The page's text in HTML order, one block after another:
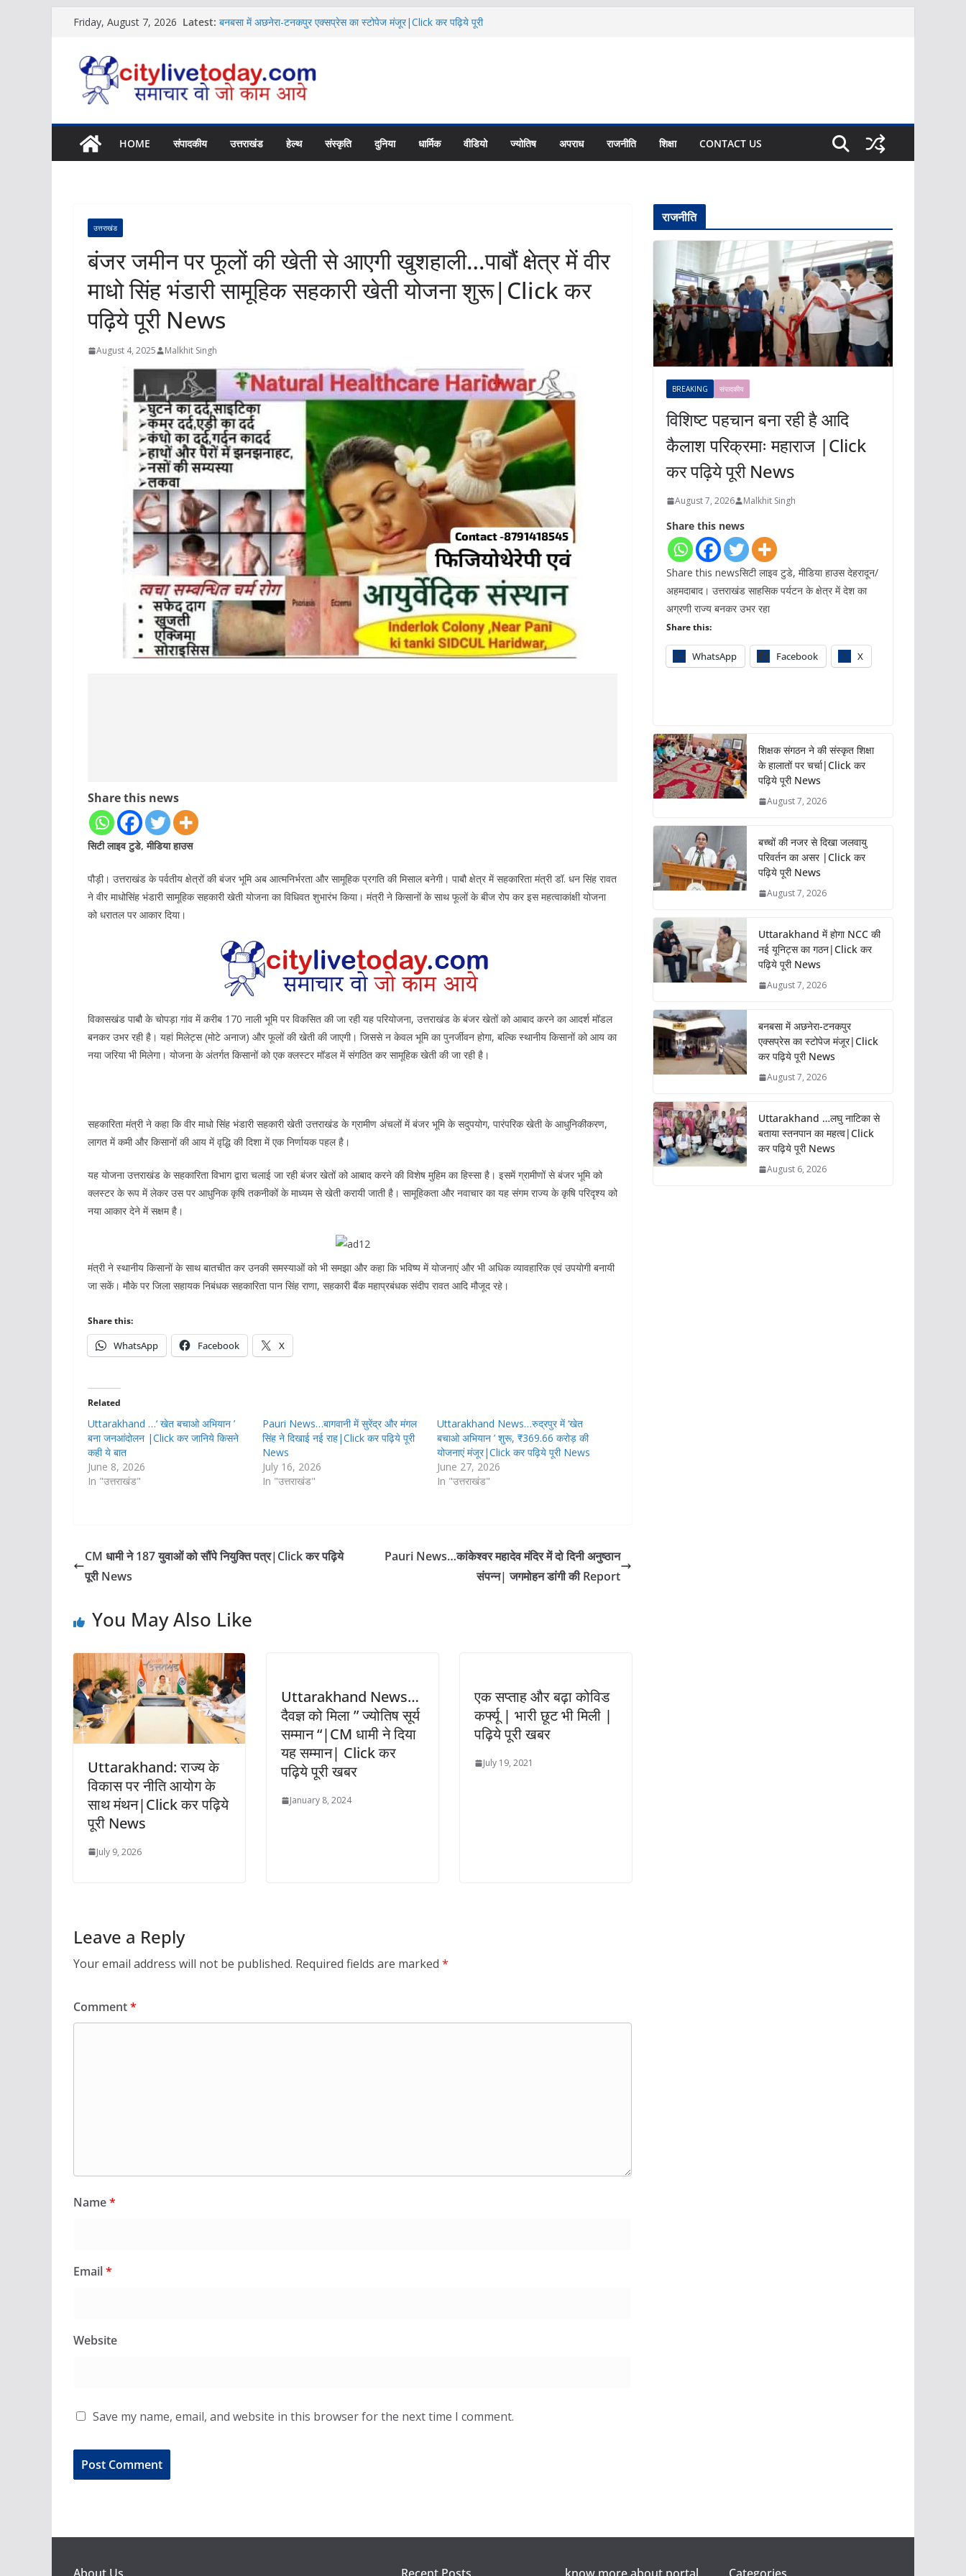
content
Friday, August 7, 2026 Latest: बनबसा में अछनेरा-टनकपुर एक्सप्रेस का स्टोपेज मंजूर|Click कर पढ़िये पूरी
News
शिक्षक संगठन ने की संस्कृत शिक्षा के हालातों पर चर्चा|Click कर पढ़िये पूरी
News
Uttarakhand में होगा NCC की नई यूनिट्स का गठन|Click कर पढ़िये पूरी
HOME संपादकीय उत्तराखंड हेल्थ संस्कृति दुनिया धार्मिक वीडियो ज्योतिष अपराध राजनीति शिक्षा CONTACT US
उत्तराखंड
बंजर जमीन पर फूलों की खेती से आएगी खुशहाली…पाबौं क्षेत्र में वीर
माधो सिंह भंडारी सामूहिक सहकारी खेती योजना शुरू|Click कर
पढ़िये पूरी News
August 4, 2025 Malkhit Singh
Share this news
सिटी लाइव टुडे, मीडिया हाउस
पौड़ी। उत्तराखंड के पर्वतीय क्षेत्रों की बंजर भूमि अब आत्मनिर्भरता और सामूहिक प्रगति की मिसाल बनेगी। पाबौ क्षेत्र में सहकारिता मंत्री डॉ. धन सिंह रावत
ने वीर माधोसिंह भंडारी सामूहिक सहकारी खेती योजना का विधिवत शुभारंभ किया। मंत्री ने किसानों के साथ फूलों के बीज रोप कर इस महत्वाकांक्षी योजना
को धरातल पर आकार दिया।
विकासखंड पाबौ के चोपड़ा गांव में करीब 170 नाली भूमि पर विकसित की जा रही यह परियोजना, उत्तराखंड के बंजर खेतों को आबाद करने का आदर्श मॉडल
बनकर उभर रही है। यहां मिलेट्स (मोटे अनाज) और फूलों की खेती की जाएगी। जिससे न केवल भूमि का पुनर्जीवन होगा, बल्कि स्थानीय किसानों को आय का
नया जरिया भी मिलेगा। योजना के अंतर्गत किसानों को एक क्लस्टर मॉडल में संगठित कर सामूहिक खेती की जा रही है।
सहकारिता मंत्री ने कहा कि वीर माधो सिंह भंडारी सहकारी खेती उत्तराखंड के ग्रामीण अंचलों में बंजर भूमि के सदुपयोग, पारंपरिक खेती के आधुनिकीकरण,
लागत में कमी और किसानों की आय में वृद्धि की दिशा में एक निर्णायक पहल है।
यह योजना उत्तराखंड के सहकारिता विभाग द्वारा चलाई जा रही बंजर खेतों को आबाद करने की विशेष मुहिम का हिस्सा है। इसमें ग्रामीणों से बंजर भूमि को
क्लस्टर के रूप में लेकर उस पर आधुनिक कृषि तकनीकों के माध्यम से खेती करायी जाती है। सामूहिकता और नवाचार का यह संगम राज्य के कृषि परिदृश्य को
नया आकार देने में सक्षम है।
मंत्री ने स्थानीय किसानों के साथ बातचीत कर उनकी समस्याओं को भी समझा और कहा कि भविष्य में योजनाएं और भी अधिक व्यावहारिक एवं उपयोगी बनायी
जा सकें। मौके पर जिला सहायक निबंधक सहकारिता पान सिंह राणा, सहकारी बैंक महाप्रबंधक संदीप रावत आदि मौजूद रहे।
Share this:
WhatsApp Facebook X
Related
Uttarakhand …‘ खेत बचाओ अभियान ’
बना जनआंदोलन |Click कर जानिये किसने
कही ये बात
June 8, 2026
In "उत्तराखंड"
Pauri News…बागवानी में सुरेंद्र और मंगल
सिंह ने दिखाई नई राह|Click कर पढ़िये पूरी
News
July 16, 2026
In "उत्तराखंड"
Uttarakhand News…रुद्रपुर में ‘खेत
बचाओ अभियान ’ शुरू, ₹369.66 करोड़ की
योजनाएं मंजूर|Click कर पढ़िये पूरी News
June 27, 2026
In "उत्तराखंड"
CM धामी ने 187 युवाओं को सौंपे नियुक्ति पत्र|Click कर पढ़िये
पूरी News
Pauri News…कांकेश्वर महादेव मंदिर में दो दिनी अनुष्ठान
संपन्न| जगमोहन डांगी की Report
You May Also Like
Uttarakhand: राज्य के
विकास पर नीति आयोग के
साथ मंथन|Click कर पढ़िये
पूरी News
July 9, 2026
Uttarakhand News…
दैवज्ञ को मिला ” ज्योतिष सूर्य
सम्मान “|CM धामी ने दिया
यह सम्मान| Click कर
पढ़िये पूरी खबर
January 8, 2024
एक सप्ताह और बढ़ा कोविड
कर्फ्यू | भारी छूट भी मिली |
पढ़िये पूरी खबर
July 19, 2021
Leave a Reply
Your email address will not be published. Required fields are marked *
Comment*
Name*
Email*
Website
Save my name, email, and website in this browser for the next time I comment.
राजनीति
BREAKING संपादकीय
विशिष्ट पहचान बना रही है आदि
कैलाश परिक्रमाः महाराज |Click
कर पढ़िये पूरी News
August 7, 2026 Malkhit Singh
Share this news
Share this newsसिटी लाइव टुडे, मीडिया हाउस देहरादून/
अहमदाबाद। उत्तराखंड साहसिक पर्यटन के क्षेत्र में देश का
अग्रणी राज्य बनकर उभर रहा
Share this:
WhatsApp Facebook X
शिक्षक संगठन ने की संस्कृत शिक्षा
के हालातों पर चर्चा|Click कर
पढ़िये पूरी News
August 7, 2026
बच्चों की नजर से दिखा जलवायु
परिवर्तन का असर |Click कर
पढ़िये पूरी News
August 7, 2026
Uttarakhand में होगा NCC की
नई यूनिट्स का गठन|Click कर
पढ़िये पूरी News
August 7, 2026
बनबसा में अछनेरा-टनकपुर
एक्सप्रेस का स्टोपेज मंजूर|Click
कर पढ़िये पूरी News
August 7, 2026
Uttarakhand …लघु नाटिका से
बताया स्तनपान का महत्व|Click
कर पढ़िये पूरी News
August 6, 2026